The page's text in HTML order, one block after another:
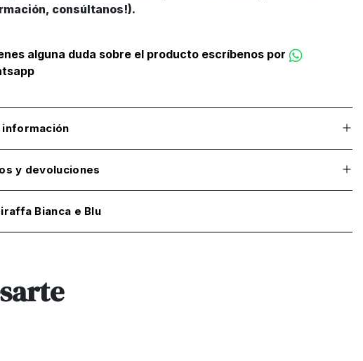
consúltanos!).
alguna duda sobre el producto escríbenos por
información
y devoluciones
Bianca e Blu